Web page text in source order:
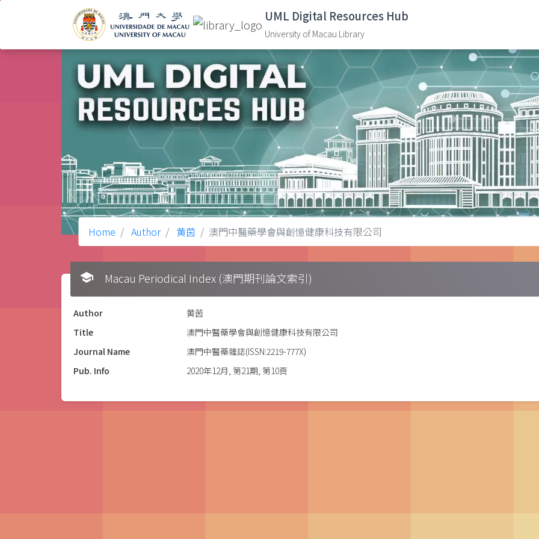
UML Digital Resources Hub
University of Macau Library
Home Author 黄茵 澳門中醫藥學會與創憶健康科技有限公司
school Macau Periodical Index (澳門期刊論文索引)
Author
黄茵
Title
澳門中醫藥學會與創憶健康科技有限公司
Journal Name
澳門中醫藥雜誌(ISSN:2219-777X)
Pub. Info
2020年12月, 第21期, 第10頁